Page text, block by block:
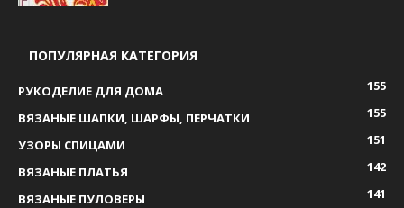
ПОПУЛЯРНАЯ КАТЕГОРИЯ
РУКОДЕЛИЕ ДЛЯ ДОМА
155
ВЯЗАНЫЕ ШАПКИ, ШАРФЫ, ПЕРЧАТКИ
155
УЗОРЫ СПИЦАМИ
151
ВЯЗАНЫЕ ПЛАТЬЯ
142
ВЯЗАНЫЕ ПУЛОВЕРЫ
141